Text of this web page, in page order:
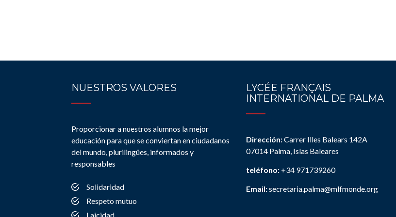
NUESTROS VALORES
Proporcionar a nuestros alumnos la mejor
educación para que se conviertan en ciudadanos
del mundo, plurilingües, informados y
responsables
Solidaridad
Respeto mutuo
Laicidad
LYCÉE FRANÇAIS
INTERNATIONAL DE PALMA
Dirección:Carrer Illes Balears 142A
07014 Palma, Islas Baleares
teléfono: +34 971739260
Email:secretaria.palma@mlfmonde.org